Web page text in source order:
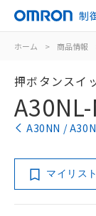
制
ホーム > 商品情報
押ボタンスイ
A30NN /
マイリス